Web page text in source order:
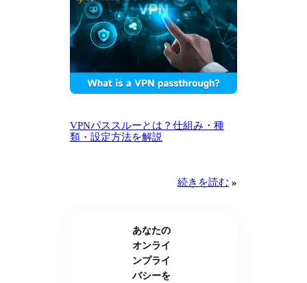
VPNパススルーとは？仕組み・種
類・設定方法を解説
続きを読む »
あなたの
オンライ
ンプライ
バシーを